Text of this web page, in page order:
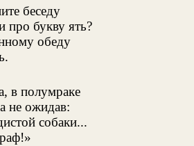
беседу
про букву ять?
обеду
в полумраке
не ожидав:
собаки...